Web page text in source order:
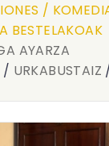
/
BESTELAKOAK
AYARZA
/ URKABUSTAIZ